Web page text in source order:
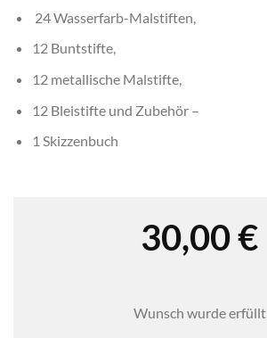
24 Wasserfarb-Malstiften,
12 Buntstifte,
12 metallische Malstifte,
12 Bleistifte und Zubehör –
1 Skizzenbuch
30,00€
Wunsch wurde erfüllt